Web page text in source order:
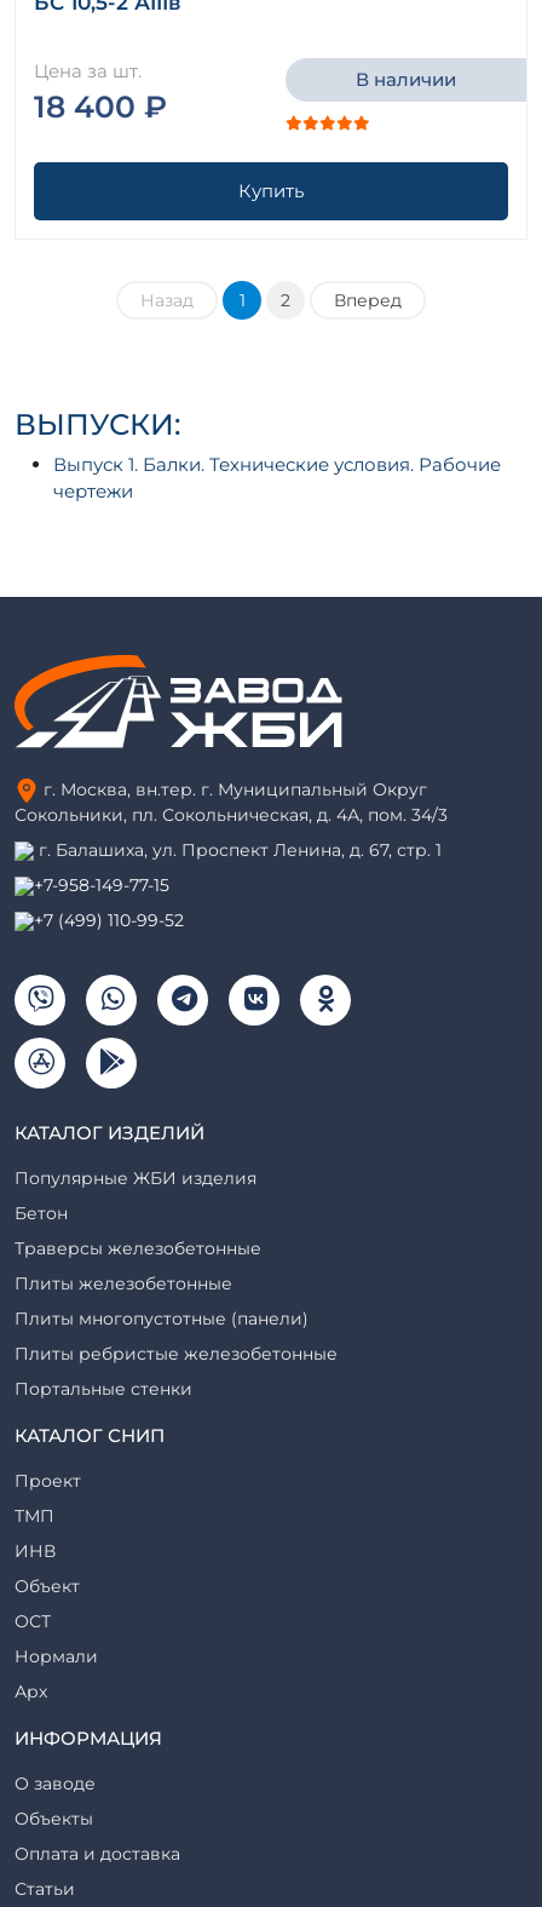
Цена за шт.
18 400 ₽
В наличии
Купить
Назад 1 2 Вперед
ВЫПУСКИ:
Выпуск 1. Балки. Технические условия. Рабочие
чертежи
г. Москва, вн.тер. г. Муниципальный Округ
Сокольники, пл. Сокольническая, д. 4А, пом. 34/3
г. Балашиха, ул. Проспект Ленина, д. 67, стр. 1
+7-958-149-77-15
+7 (499) 110-99-52
КАТАЛОГ ИЗДЕЛИЙ
Популярные ЖБИ изделия
Бетон
Траверсы железобетонные
Плиты железобетонные
Плиты многопустотные (панели)
Плиты ребристые железобетонные
Портальные стенки
Прогоны железобетонные
Ригели железобетонные
Сваи железобетонные
Стеновые блоки
Стойки железобетонные
Столбы железобетонные
Закладные детали
Трубы железобетонные
Утяжелители железобетонные
Фермы железобетонные
Фундаментные блоки
Фундаменты железобетонные
Шахты лифтов железобетонные
КАТАЛОГ СНИП
Проект
ТМП
ИНВ
Объект
ОСТ
Нормали
Арх
ТР
Серия
ТП
ТПР
Шифр
ИНФОРМАЦИЯ
О заводе
Объекты
Оплата и доставка
Статьи